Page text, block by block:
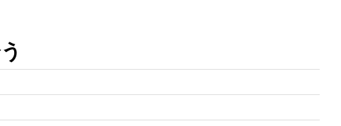
う